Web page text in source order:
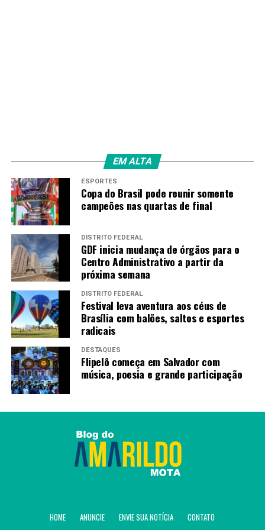
EM ALTA
ESPORTES
Copa do Brasil pode reunir somente
campeões nas quartas de final
DISTRITO FEDERAL
GDF inicia mudança de órgãos para o
Centro Administrativo a partir da
próxima semana
DISTRITO FEDERAL
Festival leva aventura aos céus de
Brasília com balões, saltos e esportes
radicais
DESTAQUES
Flipelô começa em Salvador com
música, poesia e grande participação
HOME ANUNCIE ENVIE SUA NOTÍCIA CONTATO